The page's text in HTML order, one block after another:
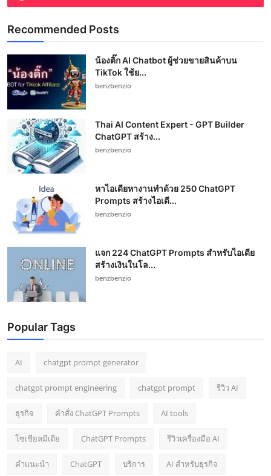
Recommended Posts
น้องติ๊ก AI Chatbot ผู้ช่วยขายสินค้าบน
TikTok ใช้ย...
benzbenzio
Thai AI Content Expert - GPT Builder
ChatGPT สร้าง...
benzbenzio
หาไอเดียหางานทำด้วย 250 ChatGPT
Prompts สร้างไอเดี...
benzbenzio
แจก 224 ChatGPT Prompts สำหรับไอเดีย
สร้างเงินในโล...
benzbenzio
Popular Tags
AI chatgpt prompt generator
chatgpt prompt engineering chatgpt prompt รีวิว AI
ธุรกิจ คำสั่ง ChatGPT Prompts AI tools
โซเชียลมีเดีย ChatGPT Prompts รีวิวเครื่องมือ AI
คำแนะนำ ChatGPT บริการ AI สำหรับธุรกิจ